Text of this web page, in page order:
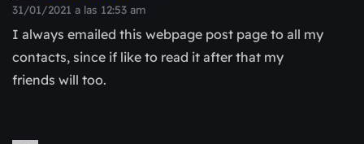
31/01/2021 a las 12:53 am
I always emailed this webpage post page to all my
contacts, since if like to read it after that my
friends will too.